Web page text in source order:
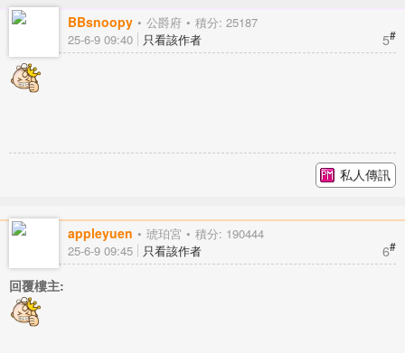
BBsnoopy 公爵府 積分: 25187
5#
25-6-9 09:40 只看該作者
私人傳訊
appleyuen 琥珀宮 積分: 190444
6#
25-6-9 09:45 只看該作者
回覆樓主: